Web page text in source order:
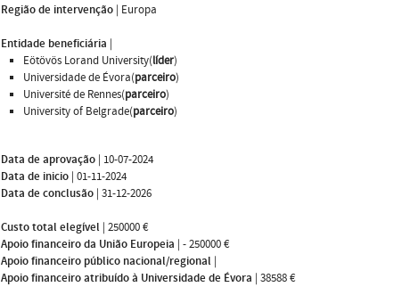
Região de intervenção | Europa
Entidade beneficiária |
Eötövös Lorand University(líder)
Universidade de Évora(parceiro)
Université de Rennes(parceiro)
University of Belgrade(parceiro)
Data de aprovação | 10-07-2024
Data de inicio | 01-11-2024
Data de conclusão | 31-12-2026
Custo total elegível | 250000 €
Apoio financeiro da União Europeia | - 250000 €
Apoio financeiro público nacional/regional |
Apoio financeiro atribuído à Universidade de Évora | 38588 €